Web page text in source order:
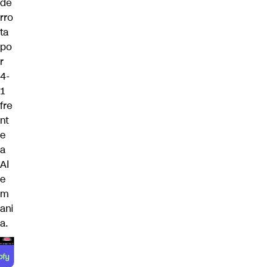
rro
ta
po
r
4-
1
fre
nt
e
a
Al
e
m
ani
a.